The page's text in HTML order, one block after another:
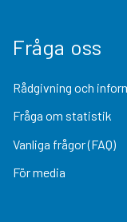
Fråga oss
Rådgivning och
Fråga om statistik
Vanliga frågor (FAQ)
För media